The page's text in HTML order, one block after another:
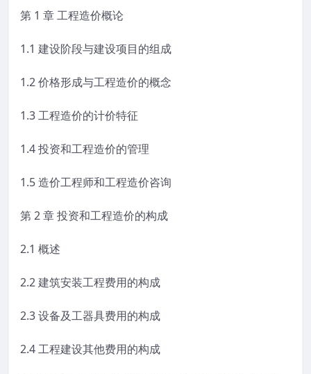
第 1 章 工程造价概论
1.1 建设阶段与建设项目的组成
1.2 价格形成与工程造价的概念
1.3 工程造价的计价特征
1.4 投资和工程造价的管理
1.5 造价工程师和工程造价咨询
第 2 章 投资和工程造价的构成
2.1 概述
2.2 建筑安装工程费用的构成
2.3 设备及工器具费用的构成
2.4 工程建设其他费用的构成